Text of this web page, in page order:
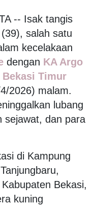
-- Isak tangis
salah satu
kecelakaan
dengan KA Argo
Bekasi Timur
2026) malam.
lubang
sejawat, dan para
di Kampung
Bekasi,
kuning